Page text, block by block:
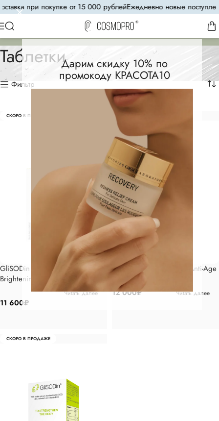
Дарим скидку 10% по
промокоду КРАСОТА10
при покупке от 15 000 рублейЕжедневно новые
Таблетки
Фильтр
СКОРО В ПРОДАЖЕ
GliSODin Осветление Skin
Brightening
11 600₽
Читать далее
СКОРО В ПРОДАЖЕ
GliSODin Омоложение Anti-Age
12 000₽ Читать далее
СКОРО В ПРОДАЖЕ